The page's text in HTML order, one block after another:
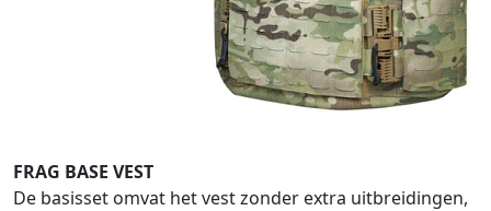
FRAG BASE VEST
De basisset omvat het vest zonder extra uitbreidingen,